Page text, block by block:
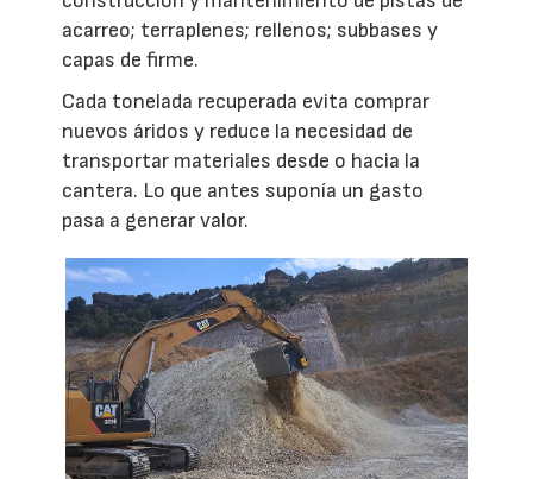
acarreo; terraplenes; rellenos; subbases y
capas de firme.
Cada tonelada recuperada evita comprar
nuevos áridos y reduce la necesidad de
transportar materiales desde o hacia la
cantera. Lo que antes suponía un gasto
pasa a generar valor.